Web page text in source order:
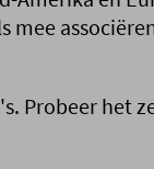
mee
Probeer het